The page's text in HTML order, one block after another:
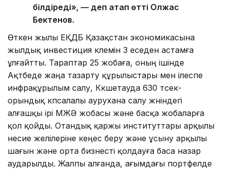
білдіреді», — деп атап өтті Олжас
Бектенов.
Өткен жылы ЕҚДБ Қазақстан экономикасына
жылдық инвестиция көлемін 3 еседен астамға
ұлғайтты. Тараптар 25 жобаға, оның ішінде
Ақтөбеде жаңа тазарту құрылыстары мен ілеспе
инфрақұрылым салу, Көкшетауда 630 төсек-
орындық көпсалалы аурухана салу жөніндегі
алғашқы ірі МЖӘ жобасы және басқа жобаларға
қол қойды. Отандық қаржы институттары арқылы
несие желілеріне кеңес беру және ұсыну арқылы
шағын және орта бизнесті қолдауға баса назар
аударылды. Жалпы алғанда, ағымдағы портфелде